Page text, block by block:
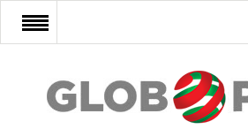
FŐOLDAL